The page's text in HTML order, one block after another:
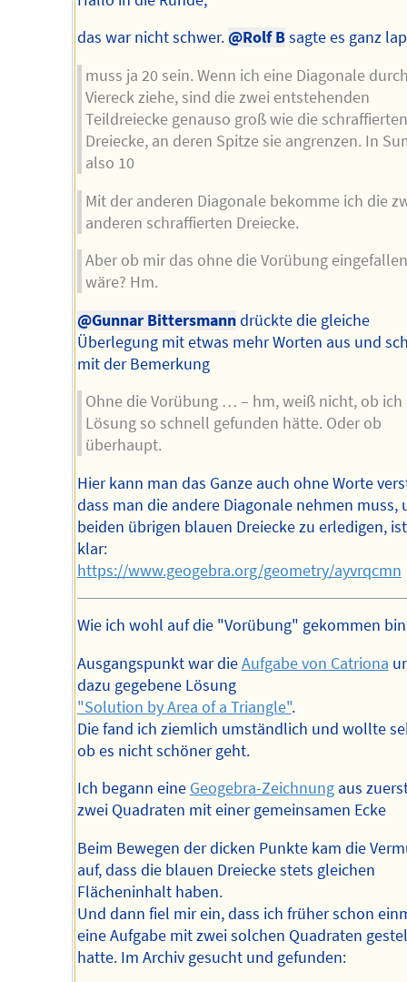
das war nicht schwer.@Rolf Bsagte es ganz
muss ja 20 sein. Wenn ich eine Diagonale
Viereck ziehe, sind die zwei entstehenden
Teildreiecke genauso groß wie die
Dreiecke, an deren Spitze sie angrenzen. In
also 10
Mit der anderen Diagonale bekomme ich die
anderen schraffierten Dreiecke.
Aber ob mir das ohne die Vorübung
wäre? Hm.
@Gunnar Bittersmanndrückte die gleiche
Überlegung mit etwas mehr Worten aus und
mit der Bemerkung
Ohne die Vorübung … – hm, weiß nicht, ob ich
Lösung so schnell gefunden hätte. Oder ob
überhaupt.
Hier kann man das Ganze auch ohne Worte
dass man die andere Diagonale nehmen muss,
beiden übrigen blauen Dreiecke zu erledigen,
klar:
https://www.geogebra.org/geometry/ayvrqcmn
Wie ich wohl auf die "Vorübung" gekommen
Ausgangspunkt war dieAufgabe von Catriona
dazu gegebene Lösung
"Solution by Area of a Triangle".
Die fand ich ziemlich umständlich und wollte
ob es nicht schöner geht.
Ich begann eine Geogebra-Zeichnungaus
zwei Quadraten mit einer gemeinsamen Ecke
Beim Bewegen der dicken Punkte kam die
auf, dass die blauen Dreiecke stets gleichen
Flächeninhalt haben.
Und dann fiel mir ein, dass ich früher schon
eine Aufgabe mit zwei solchen Quadraten
hatte. Im Archiv gesucht und gefunden: